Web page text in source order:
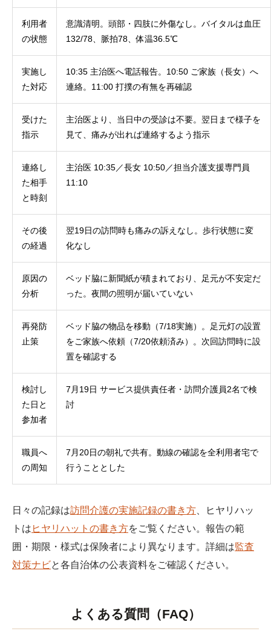
利用者
の状態
意識清明。頭部・四肢に外傷なし。バイタルは血圧
132/78、脈拍78、体温36.5℃
実施し
た対応
10:35 主治医へ電話報告。10:50 ご家族（長女）へ
連絡。11:00 打撲の有無を再確認
受けた
指示
主治医より、当日中の受診は不要。翌日まで様子を
見て、痛みが出れば連絡するよう指示
連絡し
た相手
と時刻
主治医 10:35／長女 10:50／担当介護支援専門員
11:10
その後
の経過
翌19日の訪問時も痛みの訴えなし。歩行状態に変
化なし
原因の
分析
ベッド脇に新聞紙が積まれており、足元が不安定だ
った。夜間の照明が届いていない
再発防
止策
ベッド脇の物品を移動（7/18実施）。足元灯の設置
をご家族へ依頼（7/20依頼済み）。次回訪問時に設
置を確認する
検討し
た日と
参加者
7月19日 サービス提供責任者・訪問介護員2名で検
討
職員へ
の周知
7月20日の朝礼で共有。動線の確認を全利用者宅で
行うこととした
日々の記録は訪問介護の実施記録の書き方 、ヒヤリハッ
トは ヒヤリハットの書き方をご覧ください。報告の範
囲・期限・様式は保険者により異なります。詳細は監査
対策ナビと各自治体の公表資料をご確認ください。
よくある質問（FAQ）